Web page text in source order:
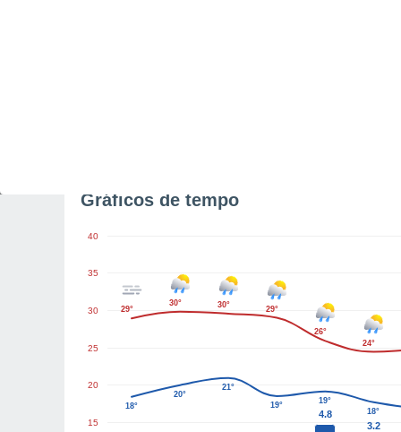
Gráficos de tempo
15
20
25
30
35
40
4.8
3.2
29°
30° 30° 29°
26°
24°
18°
20°
21°
19°
19°
18°